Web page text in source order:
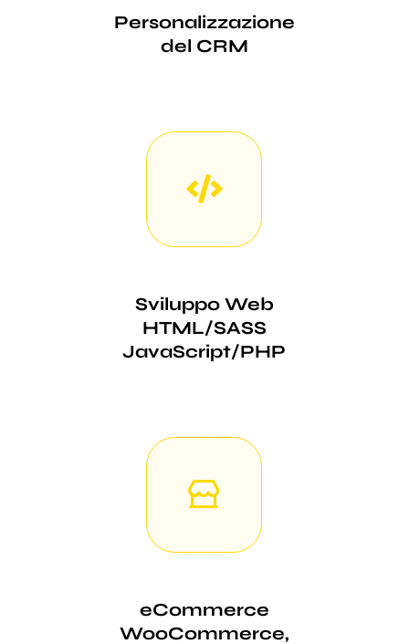
Personalizzazione
del CRM
Sviluppo Web
HTML/SASS
JavaScript/PHP
eCommerce
WooCommerce,